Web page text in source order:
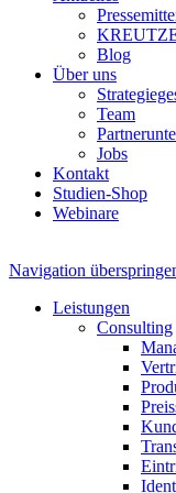
Blog
Über uns
Team
Jobs
Kontakt
Studien-Shop
Webinare
Navigation
Leistungen
Consulting